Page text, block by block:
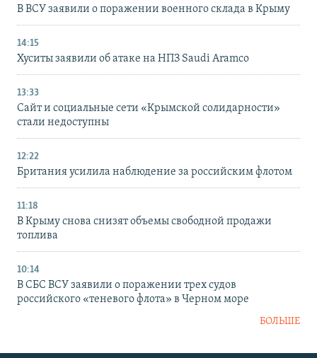
В ВСУ заявили о поражении военного склада в Крыму
14:15
Хуситы заявили об атаке на НПЗ Saudi Aramco
13:33
Сайт и социальные сети «Крымской солидарности»
стали недоступны
12:22
Британия усилила наблюдение за российским флотом
11:18
В Крыму снова снизят объемы свободной продажи
топлива
10:14
В СБС ВСУ заявили о поражении трех судов
российского «теневого флота» в Черном море
БОЛЬШЕ